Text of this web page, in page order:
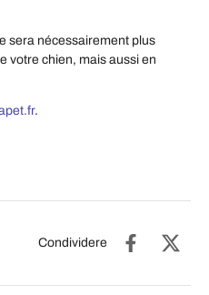
sera nécessairement plus
votre chien, mais aussi en
.
Condividere